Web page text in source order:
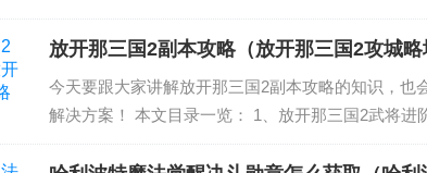
树人怎么打 简单树人老一老二老三攻略 3、剑灵普
树人老一多少...
放开那三国2副本攻略（放开那三国2攻城略
今天要跟大家讲解放开那三国2副本攻略的知识，也
解决方案！ 本文目录一览： 1、放开那三国2武将进
攻略 3、放开那三国2平民玩法攻略介绍 平民怎么